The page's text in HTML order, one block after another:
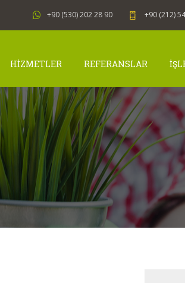
+90 (530) 202 28 90 +90 (212)
HİZMETLER REFERANSLAR